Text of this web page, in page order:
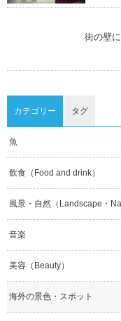
街の壁
カテゴリー タグ
魚
飲食（Food and drink）
風景・自然（Landscape・
音楽
美容（Beauty）
海外の景色・スポット